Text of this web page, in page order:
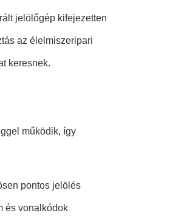
jelölőgép kifejezetten
az élelmiszeripari
keresnek.
működik, így
pontos jelölés
és vonalkódok